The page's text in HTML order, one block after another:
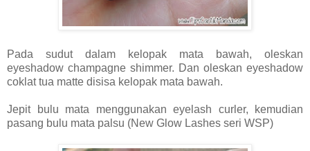
Pada sudut dalam kelopak mata bawah, oleskan
eyeshadow champagne shimmer. Dan oleskan eyeshadow
coklat tua matte disisa kelopak mata bawah.
Jepit bulu mata menggunakan eyelash curler, kemudian
pasang bulu mata palsu (New Glow Lashes seri WSP)